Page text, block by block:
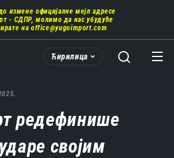
измене официјалне мејл адресе
- СДПР, молимо да нас убудуће
на office@yugoimport.com
Ћирилица
редефинише
својим